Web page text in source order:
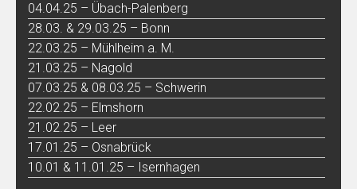
04.04.25 – Übach-Palenberg
28.03. & 29.03.25 – Bonn
22.03.25 – Mühlheim a. M.
21.03.25 – Nagold
07.03.25 & 08.03.25 – Schwerin
22.02.25 – Elmshorn
21.02.25 – Leer
17.01.25 – Osnabrück
10.01 & 11.01.25 – Isernhagen